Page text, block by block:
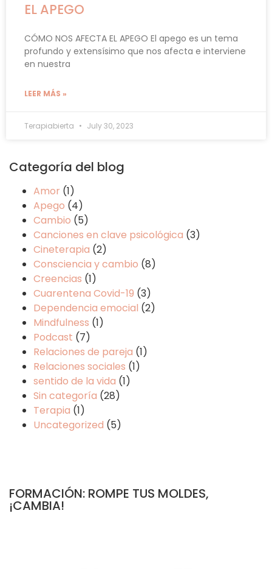
EL APEGO
CÓMO NOS AFECTA EL APEGO El apego es un tema
profundo y extensísimo que nos afecta e interviene
en nuestra
LEER MÁS »
Terapiabierta July 30, 2023
Categoría del blog
Amor (1)
Apego (4)
Cambio (5)
Canciones en clave psicológica (3)
Cineterapia (2)
Consciencia y cambio (8)
Creencias (1)
Cuarentena Covid-19 (3)
Dependencia emocial (2)
Mindfulness (1)
Podcast (7)
Relaciones de pareja (1)
Relaciones sociales (1)
sentido de la vida (1)
Sin categoría (28)
Terapia (1)
Uncategorized (5)
FORMACIÓN: ROMPE TUS MOLDES,
¡CAMBIA!